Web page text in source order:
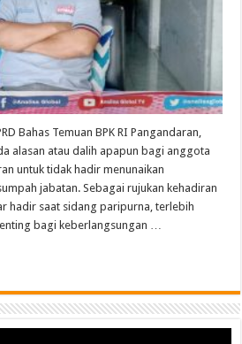
Bahas Temuan BPK RI Pangandaran,
alasan atau dalih apapun bagi anggota
untuk tidak hadir menunaikan
jabatan. Sebagai rujukan kehadiran
hadir saat sidang paripurna, terlebih
bagi keberlangsungan …